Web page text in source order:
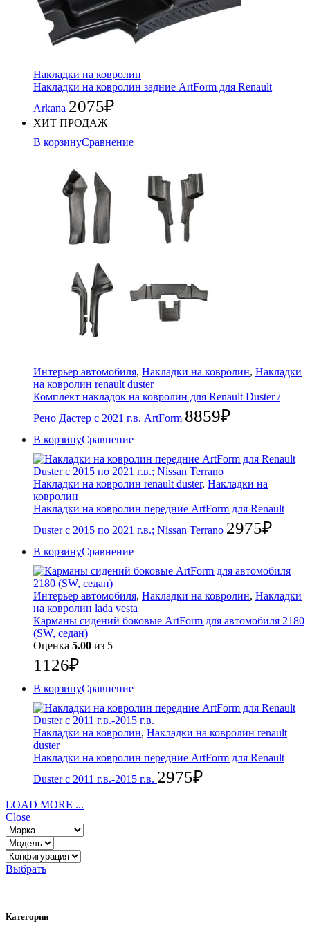
Накладки на ковролин
Накладки на ковролин задние ArtForm для Renault
Arkana 2075₽
ХИТ ПРОДАЖ
В корзинуСравнение
Интерьер автомобиля, Накладки на ковролин, Накладки
на ковролин renault duster
Комплект накладок на ковролин для Renault Duster /
Рено Дастер с 2021 г.в. ArtForm 8859₽
В корзинуСравнение
Накладки на ковролин renault duster, Накладки на
ковролин
Накладки на ковролин передние ArtForm для Renault
Duster с 2015 по 2021 г.в.; Nissan Terrano 2975₽
В корзинуСравнение
Интерьер автомобиля, Накладки на ковролин, Накладки
на ковролин lada vesta
Карманы сидений боковые ArtForm для автомобиля 2180
(SW, седан)
Оценка 5.00 из 5
1126₽
В корзинуСравнение
Накладки на ковролин, Накладки на ковролин renault
duster
Накладки на ковролин передние ArtForm для Renault
Duster с 2011 г.в.-2015 г.в. 2975₽
LOAD MORE ...
Close
Выбрать
Категории